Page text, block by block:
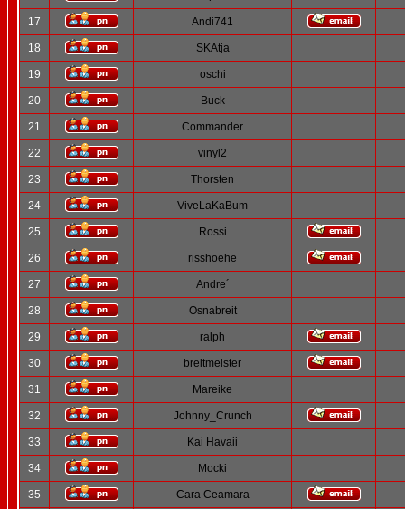
17 Andi741
18 SKAtja
19 oschi
20 Buck
21 Commander
22 vinyl2
23 Thorsten
24 ViveLaKaBum
25 Rossi
26 risshoehe
27 Andre´
28 Osnabreit
29 ralph
30 breitmeister
31 Mareike
32 Johnny_Crunch
33 Kai Havaii
34 Mocki
35 Cara Ceamara